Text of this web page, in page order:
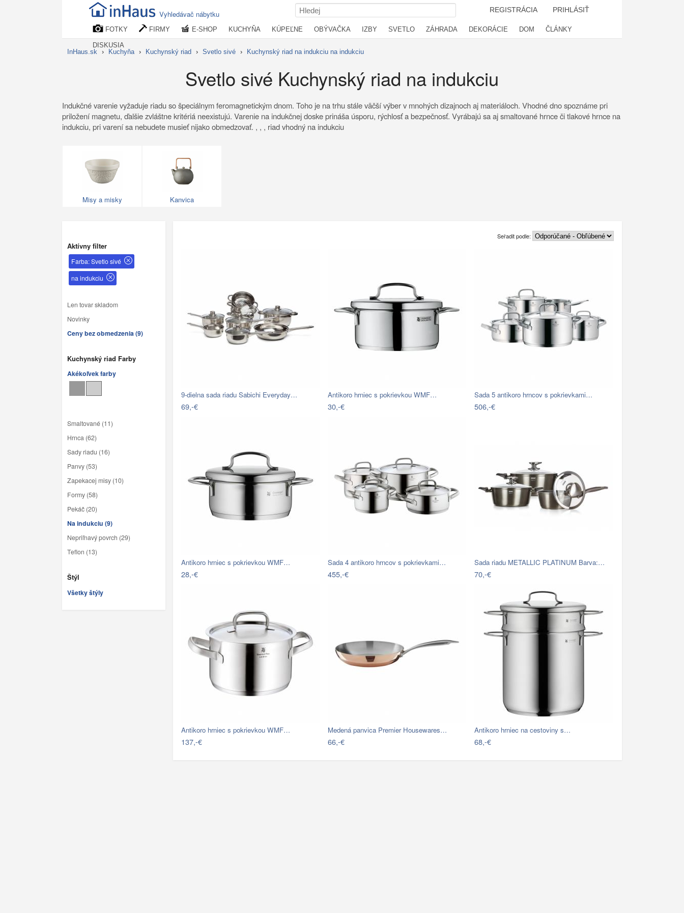
Vyhledávač nábytku REGISTRÁCIA PRIHLÁSIŤ
FOTKY FIRMY E-SHOP KUCHYŇA KÚPEĽNE OBÝVAČKA IZBY SVETLO ZÁHRADA DEKORÁCIE DOM ČLÁNKY
DISKUSIA
InHaus.sk › Kuchyňa › Kuchynský riad › Svetlo sivé › Kuchynský riad na indukciu na indukciu
Svetlo sivé Kuchynský riad na indukciu
Indukčné varenie vyžaduje riadu so špeciálnym feromagnetickým dnom. Toho je na trhu stále väčší výber v mnohých dizajnoch aj materiáloch. Vhodné dno spoznáme pri
priložení magnetu, ďalšie zvláštne kritériá neexistujú. Varenie na indukčnej doske prináša úsporu, rýchlosť a bezpečnosť. Vyrábajú sa aj smaltované hrnce či tlakové hrnce na
indukciu, pri varení sa nebudete musieť nijako obmedzovať. , , , riad vhodný na indukciu
Misy a misky Kanvica
Aktívny filter
Farba: Svetlo sivé
na indukciu
Len tovar skladom
Novinky
Ceny bez obmedzenia (9)
Kuchynský riad Farby
Akékoľvek farby
Smaltované (11)
Hrnca (62)
Sady riadu (16)
Panvy (53)
Zapekacej misy (10)
Formy (58)
Pekáč (20)
Na indukciu (9)
Nepriľnavý povrch (29)
Teflon (13)
Štýl
Všetky štýly
Seřadit podle:
9-dielna sada riadu Sabichi Everyday…
69,-€
Antikoro hrniec s pokrievkou WMF…
30,-€
Sada 5 antikoro hrncov s pokrievkami…
506,-€
Antikoro hrniec s pokrievkou WMF…
28,-€
Sada 4 antikoro hrncov s pokrievkami…
455,-€
Sada riadu METALLIC PLATINUM Barva:…
70,-€
Antikoro hrniec s pokrievkou WMF…
137,-€
Medená panvica Premier Housewares…
66,-€
Antikoro hrniec na cestoviny s…
68,-€